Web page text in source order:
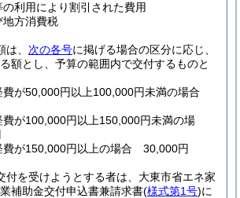
の利用により割引された費用
地方消費税
、 次の各号に掲げる場合の区分に応じ、
額とし、予算の範囲内で交付するものと
費が50,000円以上100,000円未満の場合
費が100,000円以上150,000円未満の場
費が150,000円以上の場合 30,000円
付を受けようとする者は、大東市省エネ家
補助金交付申込書兼請求書(様式第1号)に